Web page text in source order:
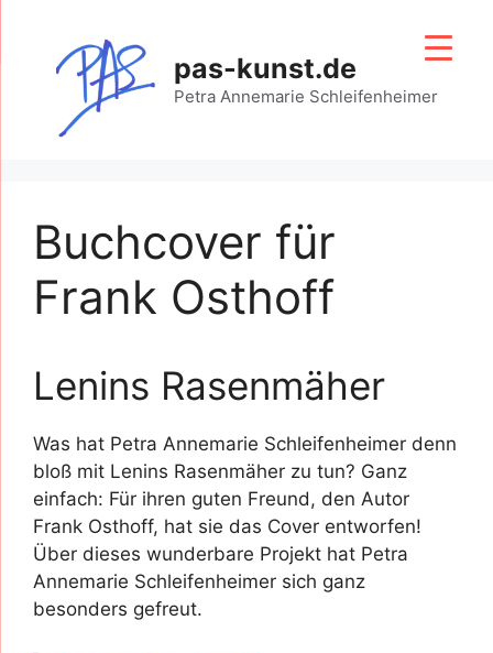
springen
pas-kunst.de
Petra Annemarie Schleifenheimer
Buchcover für
Frank Osthoff
Lenins Rasenmäher
Was hat Petra Annemarie Schleifenheimer denn
bloß mit Lenins Rasenmäher zu tun? Ganz
einfach: Für ihren guten Freund, den Autor
Frank Osthoff, hat sie das Cover entworfen!
Über dieses wunderbare Projekt hat Petra
Annemarie Schleifenheimer sich ganz
besonders gefreut.